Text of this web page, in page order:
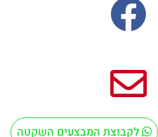
לקבוצת המבצעים השקטה